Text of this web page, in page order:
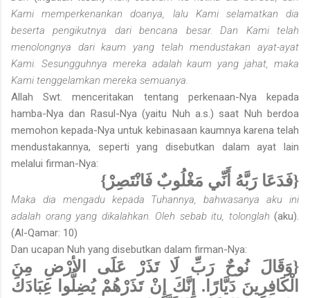
Kami memperkenankan doanya, lalu Kami selamatkan dia
beserta pengikutnya dari bencana besar. Dan Kami telah
menolongnya dari kaum yang telah mendustakan ayat-ayat
Kami. Sesungguhnya mereka adalah kaum yang jahat, maka
Kami tenggelamkan mereka semuanya.
Allah Swt. menceritakan tentang perkenaan-Nya kepada
hamba-Nya dan Rasul-Nya (yaitu Nuh a.s.) saat Nuh berdoa
memohon kepada-Nya untuk kebinasaan kaumnya karena telah
mendustakannya, seperti yang disebutkan dalam ayat lain
melalui firman-Nya:
{فَدَعَا رَبَّهُ أَنِّي مَغْلُوبٌ فَانْتَصِرْ}
Maka dia mengadu kepada Tuhannya, bahwasanya aku ini
adalah orang yang dikalahkan. Oleh sebab itu, tolonglah (aku).
(Al-Qamar: 10)
Dan ucapan Nuh yang disebutkan dalam firman-Nya:
{وَقَالَ نُوحٌ رَبِّ لَا تَذَرْ عَلَى الأرْضِ مِنَ
الْكَافِرِينَ دَيَّارًا. إِنَّكَ إِنْ تَذَرْهُمْ يُضِلُّوا عِبَادَكَ